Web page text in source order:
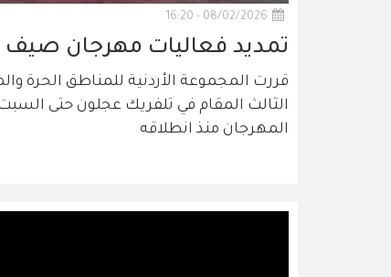
08/02/2026 - 16:20
تمديد فعاليات مهرجان صيف عجلون
قررت المجموعة الأردنية للمناطق الحرة
الثالث المقام في تلفريك عجلون حتى
المهرجان منذ انطلاقه